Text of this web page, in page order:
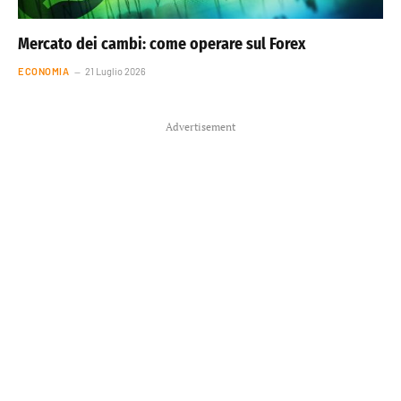
Mercato dei cambi: come operare sul Forex
ECONOMIA 21 Luglio 2026
Advertisement